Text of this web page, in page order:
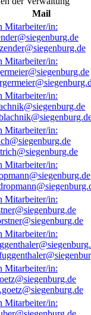
Mail